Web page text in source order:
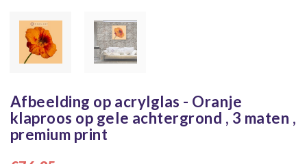
Afbeelding op acrylglas - Oranje
klaproos op gele achtergrond , 3 maten ,
premium print